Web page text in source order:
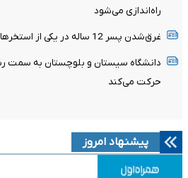
راه‌اندازی می‌شود
غرق‌شدن پسر 12 ساله در یکی از استخرهای شنای شهرستان میبد
دانشگاه سیستان و بلوچستان به سمت
حرکت می‌کند
پیشنهاد امروز